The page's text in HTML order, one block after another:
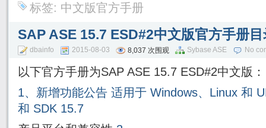
标签: 中文版官方手册
SAP ASE 15.7 ESD#2中文版官方手册
dbainfo 2015-08-03 8,037 次围观 Sybase ASE No
以下官方手册为SAP ASE 15.7 ESD#2中文版：
1、新增功能公告 适用于 Windows、Linux 和
和 SDK 15.7